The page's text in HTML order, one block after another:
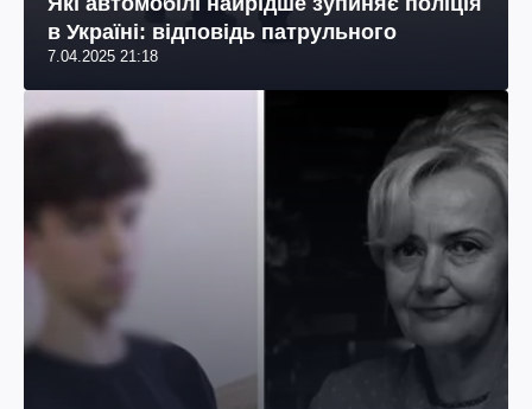
в Україні: відповідь патрульного
7.04.2025 21:18